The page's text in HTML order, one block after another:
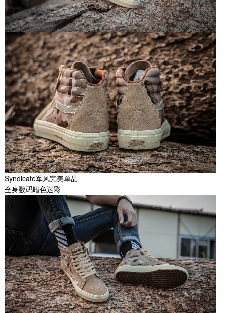
Syndicate军风完美单品
全身数码暗色迷彩